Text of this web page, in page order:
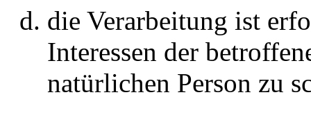
die Verarbeitung ist
Interessen der
natürlichen Person zu